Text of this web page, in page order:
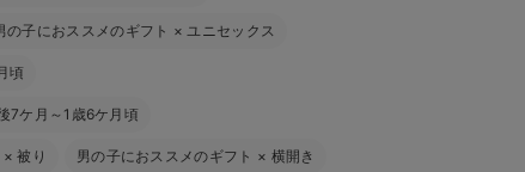
の子におススメのギフト ×ユニセックス
頃
7ケ月～1歳6ケ月頃
×被り 男の子におススメのギフト × 横開き